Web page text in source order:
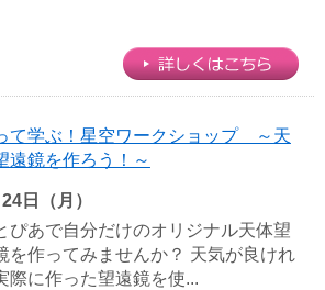
て学ぶ！星空ワークショップ ～天
遠鏡を作ろう！～
日（月）
ぴあで自分だけのオリジナル天体望
を作ってみませんか？ 天気が良けれ
際に作った望遠鏡を使...